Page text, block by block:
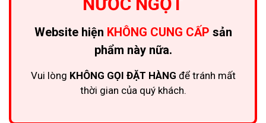
Website hiện KHÔNG CUNG CẤP sản
phẩm này nữa.
Vui lòng KHÔNG GỌI ĐẶT HÀNG để tránh mất
thời gian của quý khách.